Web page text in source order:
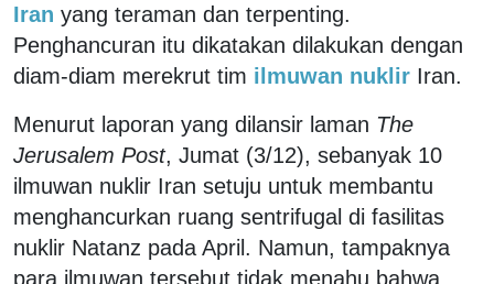
Iran yang teraman dan terpenting.
Penghancuran itu dikatakan dilakukan dengan
diam-diam merekrut tim ilmuwan nuklir Iran.
Menurut laporan yang dilansir laman The
Jerusalem Post, Jumat (3/12), sebanyak 10
ilmuwan nuklir Iran setuju untuk membantu
menghancurkan ruang sentrifugal di fasilitas
nuklir Natanz pada April. Namun, tampaknya
para ilmuwan tersebut tidak menahu bahwa